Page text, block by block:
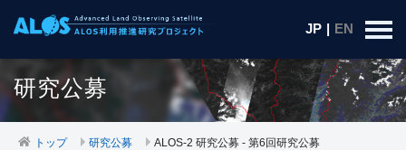
JP | EN
研究公募
トップ 研究公募 ALOS-2 研究公募 - 第6回研究公募